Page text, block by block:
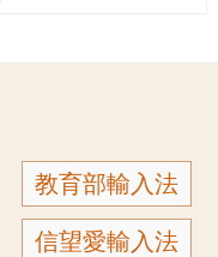
教育部輸入法
信望愛輸入法